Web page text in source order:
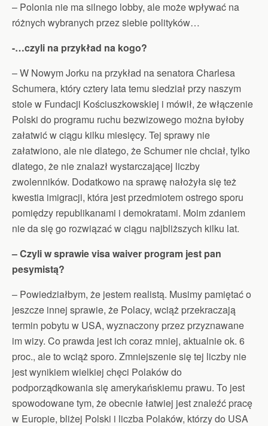
– Polonia nie ma silnego lobby, ale może wpływać na
różnych wybranych przez siebie polityków…
-…czyli na przykład na kogo?
– W Nowym Jorku na przykład na senatora Charlesa
Schumera, który cztery lata temu siedział przy naszym
stole w Fundacji Kościuszkowskiej i mówił, że włączenie
Polski do programu ruchu bezwizowego można byłoby
załatwić w ciągu kilku miesięcy. Tej sprawy nie
załatwiono, ale nie dlatego, że Schumer nie chciał, tylko
dlatego, że nie znalazł wystarczającej liczby
zwolenników. Dodatkowo na sprawę nałożyła się też
kwestia imigracji, która jest przedmiotem ostrego sporu
pomiędzy republikanami i demokratami. Moim zdaniem
nie da się go rozwiązać w ciągu najbliższych kilku lat.
– Czyli w sprawie visa waiver program jest pan
pesymistą?
– Powiedziałbym, że jestem realistą. Musimy pamiętać o
jeszcze innej sprawie, że Polacy, wciąż przekraczają
termin pobytu w USA, wyznaczony przez przyznawane
im wizy. Co prawda jest ich coraz mniej, aktualnie ok. 6
proc., ale to wciąż sporo. Zmniejszenie się tej liczby nie
jest wynikiem wielkiej chęci Polaków do
podporządkowania się amerykańskiemu prawu. To jest
spowodowane tym, że obecnie łatwiej jest znaleźć pracę
w Europie, bliżej Polski i liczba Polaków, którzy do USA